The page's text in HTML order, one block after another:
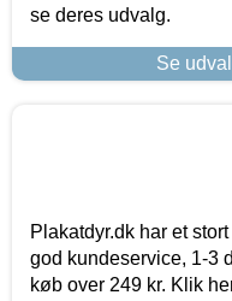
se deres udvalg.
Se
Plakatdyr.dk har et
god kundeservice, 1-3
køb over 249 kr. Klik